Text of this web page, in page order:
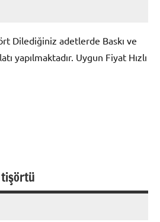
Dilediğiniz adetlerde Baskı ve
yapılmaktadır. Uygun Fiyat Hızlı
tişörtü